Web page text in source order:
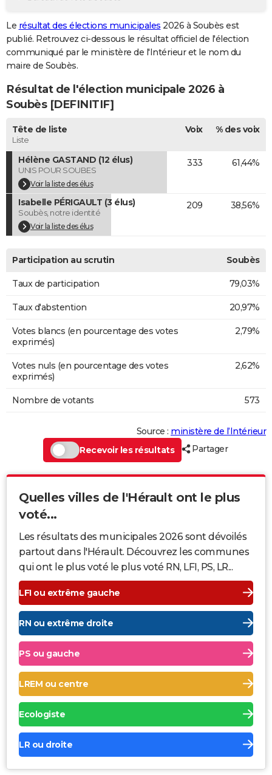
GUIDES D'ACHAT
BONS PLANS
CARTE DE VOEUX
Carte de Noël
Carte Bonne année
Carte Saint-Valentin
Carte Pâques
Carte d'anniversaire
DICTIONNAIRE
Dictionnaire
Biographies
Citations
Expressions
Proverbes
PROGRAMME TV
COPAINS D'AVANT
S'inscrire
Se connecter
Lycées
Collèges
Primaires
Universités
Entreprises
Service militaire
Avis de recherche
AVIS DE DÉCÈS
FORUM
Bricolage
Lifestyle
Culture
Sport
Auto
Television
Voyage
Cinema
Le résultat des élections municipales 2026 à Soubès est
publié. Retrouvez ci-dessous le résultat officiel de l'élection
communiqué par le ministère de l'Intérieur et le nom du
maire de Soubès.
Résultat de l'élection municipale 2026 à
Soubès [DEFINITIF]
Tête de liste
Liste
Voix % des voix
Hélène GASTAND (12 élus)
UNIS POUR SOUBES
Voir la liste des élus
333 61,44%
Isabelle PÉRIGAULT (3 élus)
Soubès, notre identité
Voir la liste des élus
209 38,56%
Participation au scrutin Soubès
Taux de participation 79,03%
Taux d'abstention 20,97%
Votes blancs (en pourcentage des votes
exprimés)
2,79%
Votes nuls (en pourcentage des votes
exprimés)
2,62%
Nombre de votants 573
Source : ministère de l’Intérieur
Recevoir les résultats
Partager
Quelles villes de l'Hérault ont le plus
voté...
Les résultats des municipales 2026 sont dévoilés
partout dans l'Hérault. Découvrez les communes
qui ont le plus voté le plus voté RN, LFI, PS, LR...
LFI ou extrême gauche
RN ou extrême droite
PS ou gauche
LREM ou centre
Ecologiste
LR ou droite